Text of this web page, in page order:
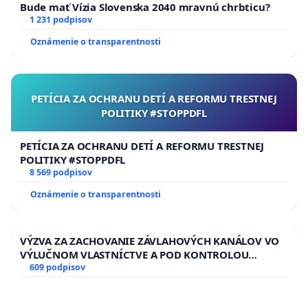
Bude mať Vízia Slovenska 2040 mravnú chrbticu?
1 231 podpisov
Oznámenie o transparentnosti
PETÍCIA ZA OCHRANU DETÍ A REFORMU TRESTNEJ
POLITIKY #STOPPDFL
PETÍCIA ZA OCHRANU DETÍ A REFORMU TRESTNEJ
POLITIKY #STOPPDFL
8 569 podpisov
Oznámenie o transparentnosti
VÝZVA ZA ZACHOVANIE ZÁVLAHOVÝCH KANÁLOV VO
VÝLUČNOM VLASTNÍCTVE A POD KONTROLOU
SLOVENSKEJ REPUBLIKY & žiadosť na riešenie
609 podpisov